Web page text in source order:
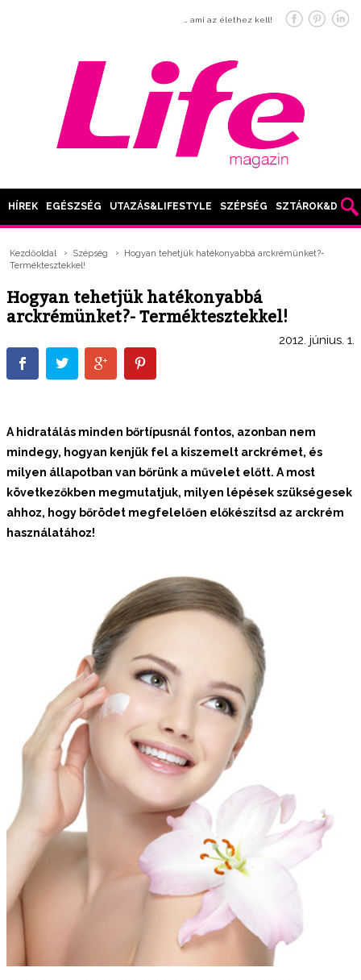
… ami az élethez kell!
HÍREK EGÉSZSÉG UTAZÁS&LIFESTYLE SZÉPSÉG SZTÁROK&DIVAT
Kezdőoldal Szépség
Hogyan tehetjük hatékonyabbá arckrémünket?-
Terméktesztekkel!
Hogyan tehetjük hatékonyabbá
arckrémünket?- Terméktesztekkel!
2012. június. 1.
A hidratálás minden bőrtípusnál fontos, azonban nem
mindegy, hogyan kenjük fel a kiszemelt arckrémet, és
milyen állapotban van bőrünk a művelet előtt. A most
következőkben megmutatjuk, milyen lépések szükségesek
ahhoz, hogy bőrödet megfelelően előkészítsd az arckrém
használatához!